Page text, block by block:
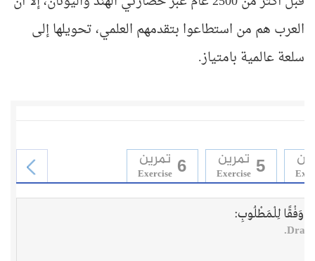
العرب هم من استطاعوا بتقدمهم العلمي، تحويلها إلى
سلعة عالمية بامتياز.